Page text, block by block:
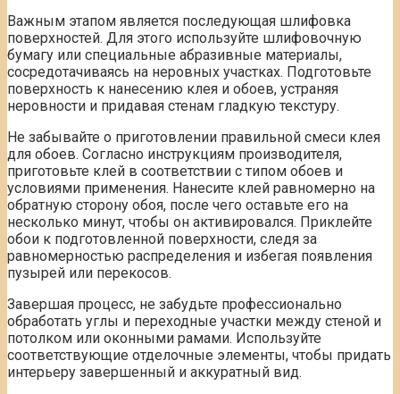
Важным этапом является последующая шлифовка
поверхностей. Для этого используйте шлифовочную
бумагу или специальные абразивные материалы,
сосредотачиваясь на неровных участках. Подготовьте
поверхность к нанесению клея и обоев, устраняя
неровности и придавая стенам гладкую текстуру.
Не забывайте о приготовлении правильной смеси клея
для обоев. Согласно инструкциям производителя,
приготовьте клей в соответствии с типом обоев и
условиями применения. Нанесите клей равномерно на
обратную сторону обоя, после чего оставьте его на
несколько минут, чтобы он активировался. Приклейте
обои к подготовленной поверхности, следя за
равномерностью распределения и избегая появления
пузырей или перекосов.
Завершая процесс, не забудьте профессионально
обработать углы и переходные участки между стеной и
потолком или оконными рамами. Используйте
соответствующие отделочные элементы, чтобы придать
интерьеру завершенный и аккуратный вид.